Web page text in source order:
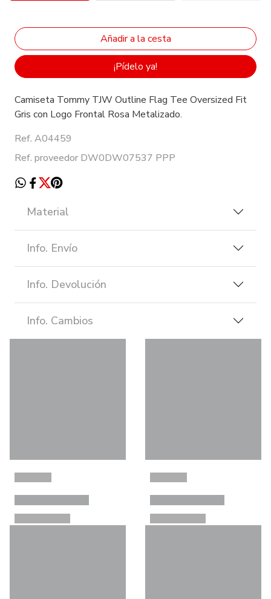
¡Pídelo ya!
Camiseta Tommy TJW Outline Flag Tee Oversized Fit
Gris con Logo Frontal Rosa Metalizado.
Ref. A04459
Ref. proveedor DW0DW07537 PPP
Material
Info. Envío
Info. Devolución
Info. Cambios